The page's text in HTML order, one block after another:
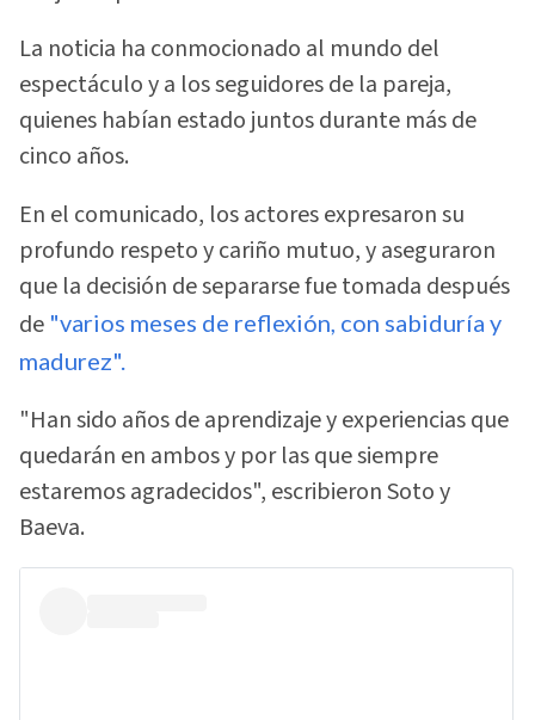
La noticia ha conmocionado al mundo del
espectáculo y a los seguidores de la pareja,
quienes habían estado juntos durante más de
cinco años.
En el comunicado, los actores expresaron su
profundo respeto y cariño mutuo, y aseguraron
que la decisión de separarse fue tomada después
de "varios meses de reflexión, con sabiduría y
madurez".
"Han sido años de aprendizaje y experiencias que
quedarán en ambos y por las que siempre
estaremos agradecidos", escribieron Soto y
Baeva.